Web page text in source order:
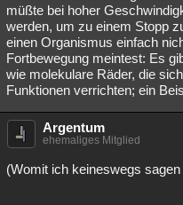
müßte bei hoher
werden, um zu einem Stopp
einen Organismus einfach
Fortbewegung meintest: Es
wie molekulare Räder, die
Funktionen verrichten; ein
Argentum
ehemaliges Mitglied
(Womit ich keineswegs